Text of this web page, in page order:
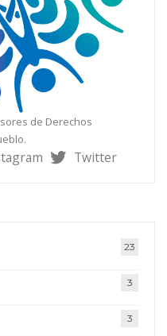
de Derechos
Twitter
23
3
3